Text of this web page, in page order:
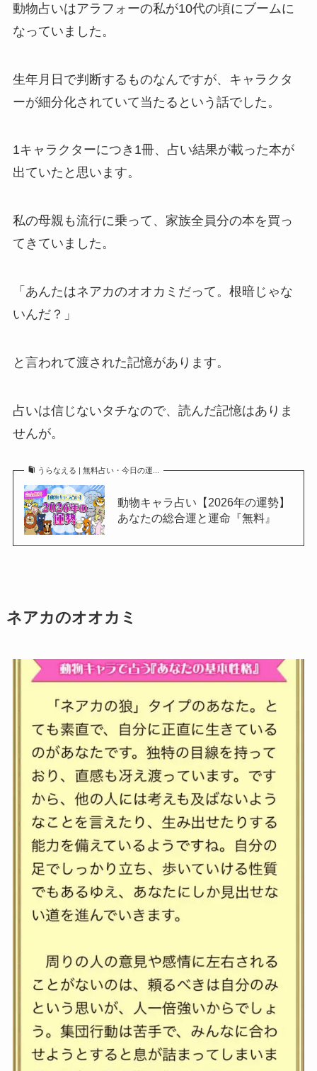
動物占いはアラフォーの私が10代の頃にブームに
なっていました。
生年月日で判断するものなんですが、キャラクタ
ーが細分化されていて当たるという話でした。
1キャラクターにつき1冊、占い結果が載った本が
出ていたと思います。
私の母親も流行に乗って、家族全員分の本を買っ
てきていました。
「あんたはネアカのオオカミだって。根暗じゃな
いんだ？」
と言われて渡された記憶があります。
占いは信じないタチなので、読んだ記憶はありま
せんが。
うらなえる | 無料占い・今日の運...
動物キャラ占い【2026年の運勢】
あなたの総合運と運命『無料』
ネアカのオオカミ